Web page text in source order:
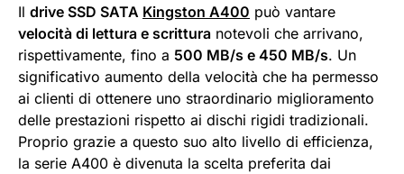
Il drive SSD SATA Kingston A400 può vantare
velocità di lettura e scrittura notevoli che arrivano,
rispettivamente, fino a 500 MB/s e 450 MB/s. Un
significativo aumento della velocità che ha permesso
ai clienti di ottenere uno straordinario miglioramento
delle prestazioni rispetto ai dischi rigidi tradizionali.
Proprio grazie a questo suo alto livello di efficienza,
la serie A400 è divenuta la scelta preferita dai